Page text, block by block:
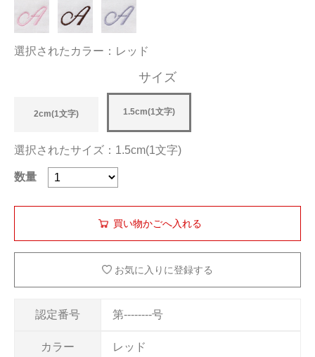
認定番号 第--------号
カラー レッド
選択されたカラー：レッド
サイズ
2cm(1文字) 1.5cm(1文字)
選択されたサイズ：1.5cm(1文字)
数量
お気に入りに登録する